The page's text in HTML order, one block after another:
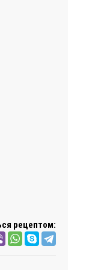
рецептом: